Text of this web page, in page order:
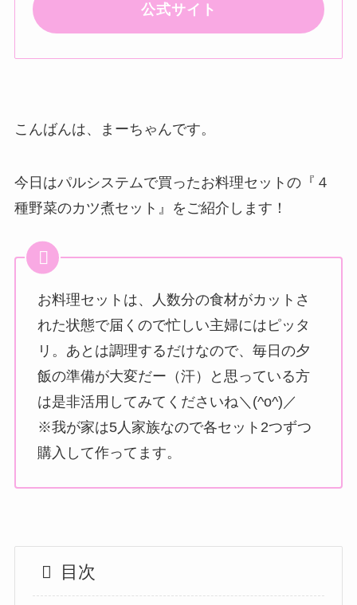
公式サイト
こんばんは、まーちゃんです。
今日はパルシステムで買ったお料理セットの『４
種野菜のカツ煮セット』をご紹介します！
お料理セットは、人数分の食材がカットさ
れた状態で届くので忙しい主婦にはピッタ
リ。あとは調理するだけなので、毎日の夕
飯の準備が大変だー（汗）と思っている方
は是非活用してみてくださいね＼(^o^)／
※我が家は5人家族なので各セット2つずつ
購入して作ってます。
目次